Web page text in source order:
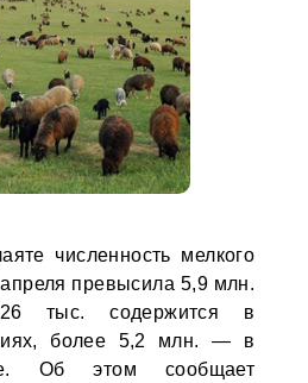
численность мелкого
апреля превысила 5,9 млн.
тыс. содержится в
более 5,2 млн. — в
Об этом сообщает